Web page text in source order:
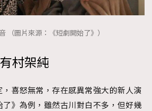
（圖片來源：《短劇開始了》）
村架純
喜怒無常，存在感異常強大的新人演
了》為例，雖然古川對白不多，但好幾